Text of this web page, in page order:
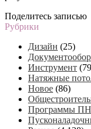
Поделитесь записью
Рубрики
Дизайн (25)
Инструмент
Натяжные
Новое (86)
Программы